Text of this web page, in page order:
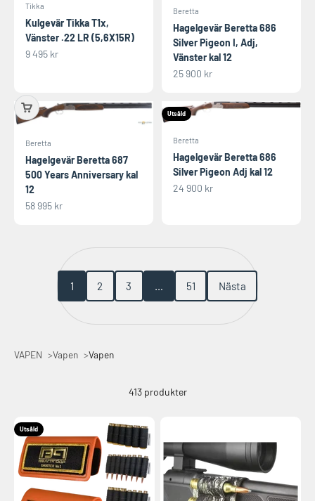
Tikka
Kulgevär Tikka T1x,
Vänster .22 LR (5,6X15R)
REA-pris
9 495 kr
Beretta
Hagelgevär Beretta 686
Silver Pigeon I, Adj,
Vänster kal 12
REA-pris
25 900 kr
Beretta
Hagelgevär Beretta 687
500 Years Anniversary kal
12
REA-pris
58 995 kr
Utsåld
Beretta
Hagelgevär Beretta 686
Silver Pigeon Adj kal 12
REA-pris
24 900 kr
1 2 3 … 51 Nästa
VAPEN Vapen Vapen
413 produkter
Utsåld